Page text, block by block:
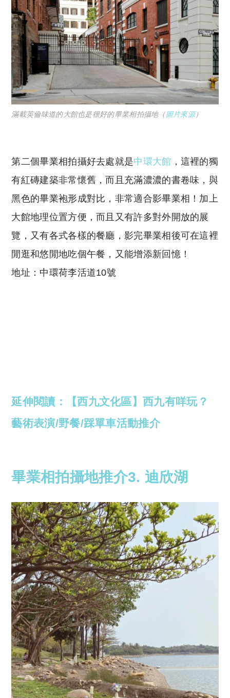
滿載英倫味道的大館也是很好的畢業相拍攝地（圖片來源）
第二個畢業相拍攝好去處就是中環大館 ，這裡的獨
有紅磚建築非常懷舊，而且充滿濃濃的書卷味，與
黑色的畢業袍形成對比，非常適合影畢業相！加上
大館地理位置方便，而且又有許多對外開放的展
覽，又有各式各樣的餐廳，影完畢業相後可在這裡
閒逛和悠閒地吃個午餐，又能增添新回憶！
地址：中環荷李活道10號
延伸閱讀：【西九文化區】西九有咩玩？
藝術表演/野餐/踩單車活動推介
畢業相拍攝地推介3. 迪欣湖